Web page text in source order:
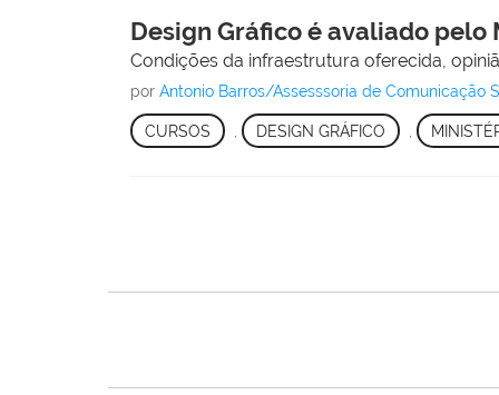
Design Gráfico é avaliado pelo
Condições da infraestrutura oferecida,
porAntonio Barros/Assesssoria de Comunicação
CURSOS DESIGN GRÁFICO